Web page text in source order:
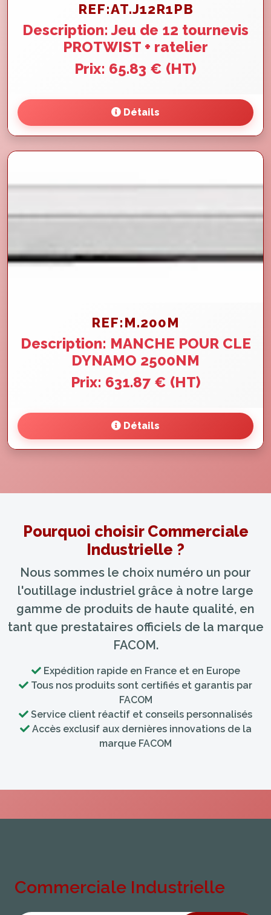
REF:AT.J12R1PB
Description: Jeu de 12 tournevis
PROTWIST + ratelier
Prix: 65.83 € (HT)
Détails
REF:M.200M
Description: MANCHE POUR CLE
DYNAMO 2500NM
Prix: 631.87 € (HT)
Détails
Pourquoi choisir Commerciale
Industrielle ?
Nous sommes le choix numéro un pour
l'outillage industriel grâce à notre large
gamme de produits de haute qualité, en
tant que prestataires officiels de la marque
FACOM.
Expédition rapide en France et en Europe
Tous nos produits sont certifiés et garantis par
FACOM
Service client réactif et conseils personnalisés
Accès exclusif aux dernières innovations de la
marque FACOM
Commerciale Industrielle